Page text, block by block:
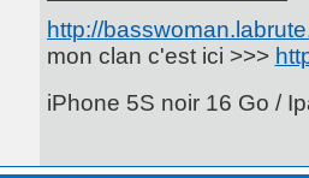
http://
mon clan c'est ici >>>
iPhone 5S noir 16 Go /